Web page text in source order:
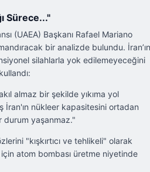
Sürece..."
(UAEA) Başkanı Rafael Mariano
bir analizde bulundu. İran’ın
silahlarla yok edilemeyeceğini
almaz bir şekilde yıkıma yol
İran'ın nükleer kapasitesini ortadan
durum yaşanmaz."
"kışkırtıcı ve tehlikeli" olarak
için atom bombası üretme niyetinde